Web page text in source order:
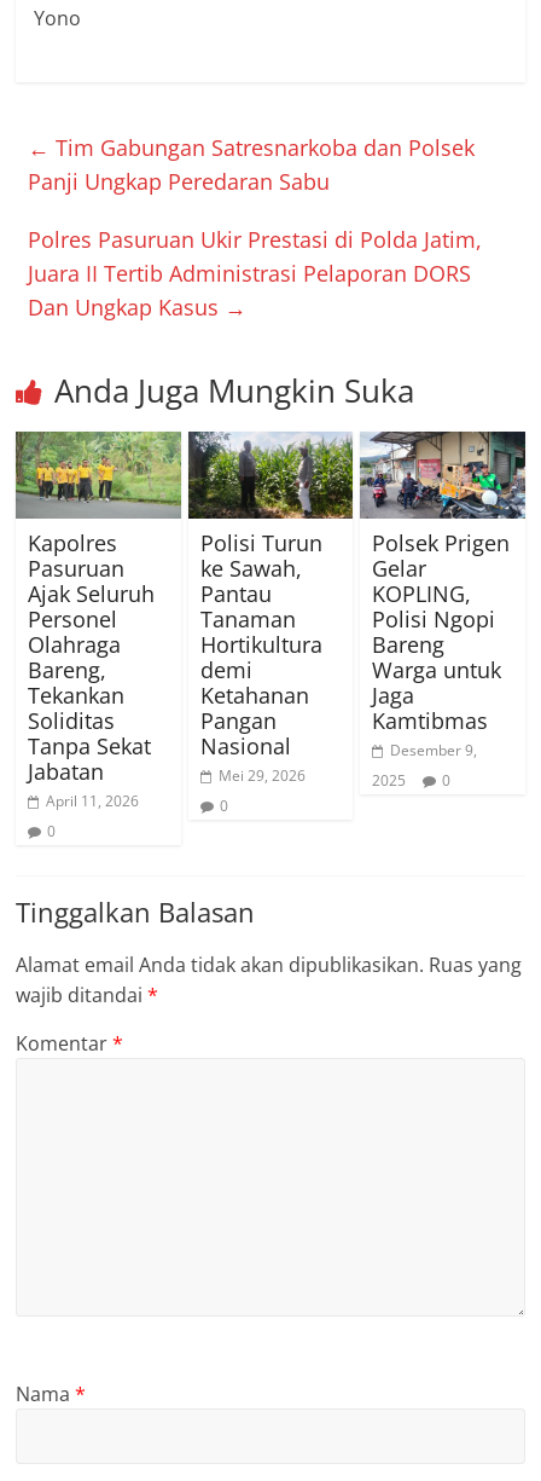
Yono
← Tim Gabungan Satresnarkoba dan Polsek
Panji Ungkap Peredaran Sabu
Polres Pasuruan Ukir Prestasi di Polda Jatim,
Juara II Tertib Administrasi Pelaporan DORS
Dan Ungkap Kasus →
Anda Juga Mungkin Suka
Kapolres
Pasuruan
Ajak Seluruh
Personel
Olahraga
Bareng,
Tekankan
Soliditas
Tanpa Sekat
Jabatan
April 11, 2026
0
Polisi Turun
ke Sawah,
Pantau
Tanaman
Hortikultura
demi
Ketahanan
Pangan
Nasional
Mei 29, 2026
0
Polsek Prigen
Gelar
KOPLING,
Polisi Ngopi
Bareng
Warga untuk
Jaga
Kamtibmas
Desember 9,
2025
0
Tinggalkan Balasan
Alamat email Anda tidak akan dipublikasikan. Ruas yang
wajib ditandai*
Komentar*
Nama*